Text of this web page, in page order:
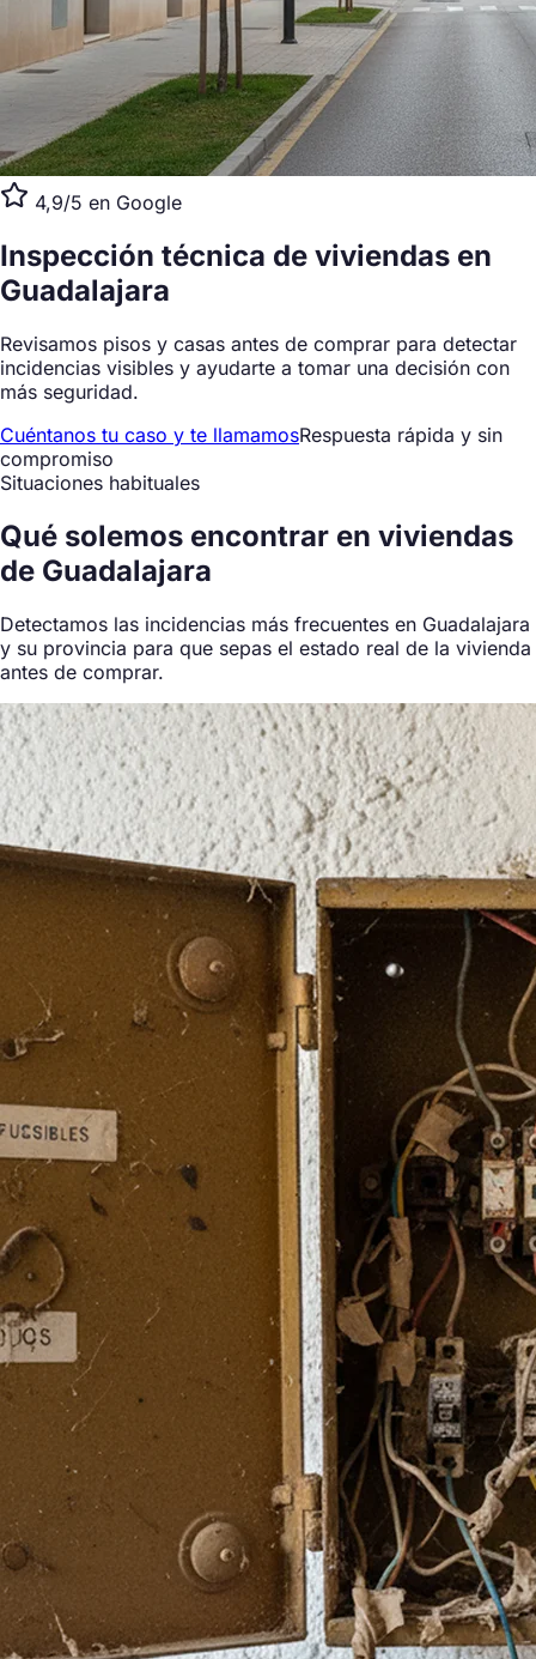
4,9/5 en Google
Inspección técnica de viviendas en
Guadalajara
Revisamos pisos y casas antes de comprar para detectar
incidencias visibles y ayudarte a tomar una decisión con
más seguridad.
Cuéntanos tu caso y te llamamosRespuesta rápida y sin
compromiso
Situaciones habituales
Qué solemos encontrar en viviendas
de Guadalajara
Detectamos las incidencias más frecuentes en Guadalajara
y su provincia para que sepas el estado real de la vivienda
antes de comprar.